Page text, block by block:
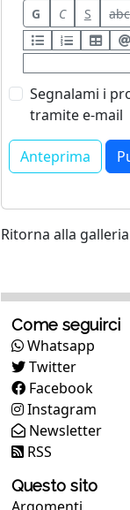
G C S abc
Segnalami i
tramite e-mail
Ritorna alla galleria
Come seguirci
Whatsapp
Twitter
Facebook
Instagram
Newsletter
RSS
Questo sito